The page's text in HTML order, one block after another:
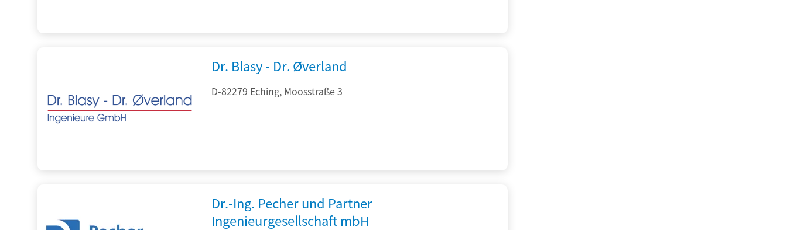
Dr. Blasy - Dr. Øverland
D-82279 Eching, Moosstraße 3
Dr.-Ing. Pecher und Partner
Ingenieurgesellschaft mbH